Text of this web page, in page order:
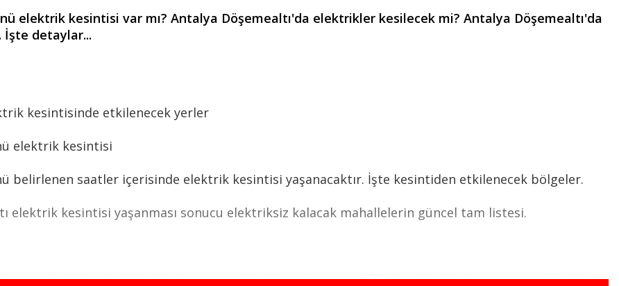
elektrik kesintisi var mı? Antalya Döşemealtı'da elektrikler kesilecek mi? Antalya Döşemealtı'da
detaylar...
kesintisinde etkilenecek yerler
elektrik kesintisi
belirlenen saatler içerisinde elektrik kesintisi yaşanacaktır. İşte kesintiden etkilenecek bölgeler.
elektrik kesintisi yaşanması sonucu elektriksiz kalacak mahallelerin güncel tam listesi.
KOVANLIK,MERKEZ KOVANLIK GÖĞNÜK,MERKEZ KOVANLIK Mah. .,MERKEZ